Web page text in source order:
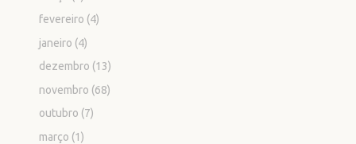
fevereiro (4)
janeiro (4)
dezembro (13)
novembro (68)
outubro (7)
março (1)